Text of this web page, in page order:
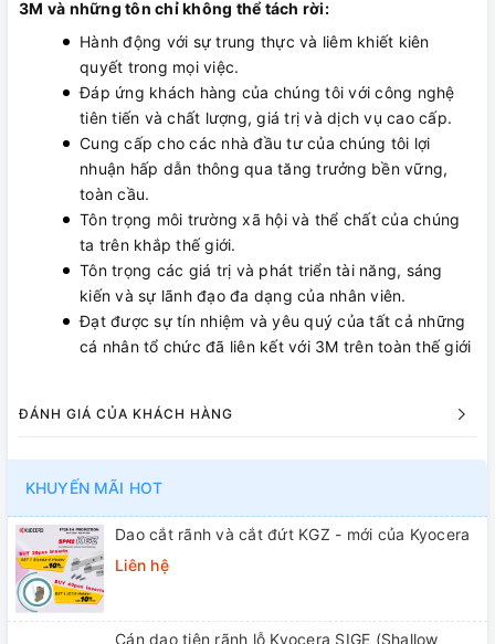
3M và những tôn chỉ không thể tách rời:
Hành động với sự trung thực và liêm khiết kiên
quyết trong mọi việc.
Đáp ứng khách hàng của chúng tôi với công nghệ
tiên tiến và chất lượng, giá trị và dịch vụ cao cấp.
Cung cấp cho các nhà đầu tư của chúng tôi lợi
nhuận hấp dẫn thông qua tăng trưởng bền vững,
toàn cầu.
Tôn trọng môi trường xã hội và thể chất của chúng
ta trên khắp thế giới.
Tôn trọng các giá trị và phát triển tài năng, sáng
kiến ​​và sự lãnh đạo đa dạng của nhân viên.
Đạt được sự tín nhiệm và yêu quý của tất cả những
cá nhân tổ chức đã liên kết với 3M trên toàn thế giới
ĐÁNH GIÁ CỦA KHÁCH HÀNG
KHUYẾN MÃI HOT
Dao cắt rãnh và cắt đứt KGZ - mới của Kyocera
Liên hệ
Cán dao tiện rãnh lỗ Kyocera SIGE (Shallow